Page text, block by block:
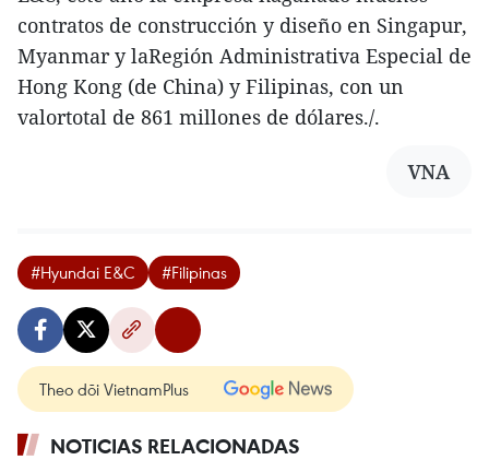
contratos de construcción y diseño en Singapur,
Myanmar y laRegión Administrativa Especial de
Hong Kong (de China) y Filipinas, con un
valortotal de 861 millones de dólares./.
VNA
#Hyundai E&C #Filipinas
Theo dõi VietnamPlus
NOTICIAS RELACIONADAS